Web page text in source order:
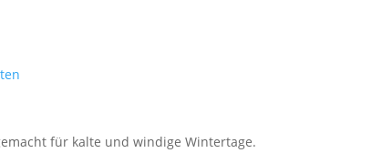
für kalte und windige Wintertage.